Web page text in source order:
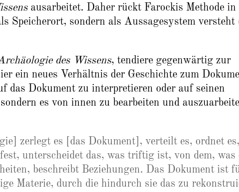
ausarbeitet. Daher rückt Farockis Methode in
Speicherort, sondern als Aussagesystem versteht
des Wissens, tendiere gegenwärtig zur
ein neues Verhältnis der Geschichte zum
das Dokument zu interpretieren oder auf seinen
es von innen zu bearbeiten und
zerlegt es [das Dokument], verteilt es, ordnet
unterscheidet das, was triftig ist, von dem, was
beschreibt Beziehungen. Das Dokument ist
Materie, durch die hindurch sie das zu